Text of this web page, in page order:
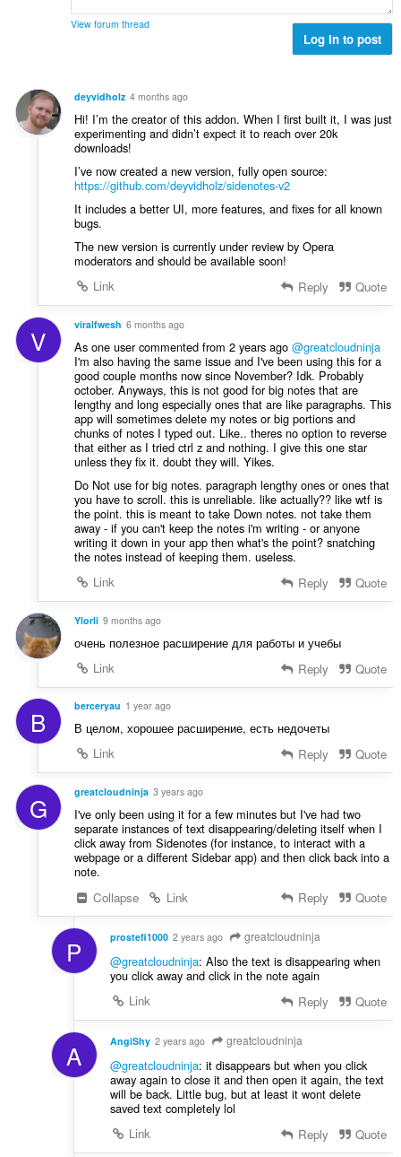
ч
і
н
ч
і
в
т
і
н
ю
а
ч
і
:
л
с
ь
о
і
ю
а
ч
в
:
View forum thread
Log in to post
deyvidholz 4 months ago
Hi! I’m the creator of this addon. When I first built it, I was just
experimenting and didn’t expect it to reach over 20k
downloads!
I’ve now created a new version, fully open source:
https://github.com/deyvidholz/sidenotes-v2
It includes a better UI, more features, and fixes for all known
bugs.
The new version is currently under review by Opera
moderators and should be available soon!
Link
Reply Quote
V viralfwesh 6 months ago
As one user commented from 2 years ago @greatcloudninja
I'm also having the same issue and I've been using this for a
good couple months now since November? Idk. Probably
october. Anyways, this is not good for big notes that are
lengthy and long especially ones that are like paragraphs. This
app will sometimes delete my notes or big portions and
chunks of notes I typed out. Like.. theres no option to reverse
that either as I tried ctrl z and nothing. I give this one star
unless they fix it. doubt they will. Yikes.
Do Not use for big notes. paragraph lengthy ones or ones that
you have to scroll. this is unreliable. like actually?? like wtf is
the point. this is meant to take Down notes. not take them
away - if you can't keep the notes i'm writing - or anyone
writing it down in your app then what's the point? snatching
the notes instead of keeping them. useless.
Link
Reply Quote
Ylorli 9 months ago
очень полезное расширение для работы и учебы
Link
Reply Quote
B berceryau 1 year ago
В целом, хорошее расширение, есть недочеты
Link
Reply Quote
G greatcloudninja 3 years ago
I've only been using it for a few minutes but I've had two
separate instances of text disappearing/deleting itself when I
click away from Sidenotes (for instance, to interact with a
webpage or a different Sidebar app) and then click back into a
note.
Collapse
Link Reply Quote
P prostefi1000 2 years ago greatcloudninja
@greatcloudninja: Also the text is disappearing when
you click away and click in the note again
Link
Reply Quote
A AngiShy 2 years ago greatcloudninja
@greatcloudninja: it disappears but when you click
away again to close it and then open it again, the text
will be back. Little bug, but at least it wont delete
saved text completely lol
Link
Reply Quote